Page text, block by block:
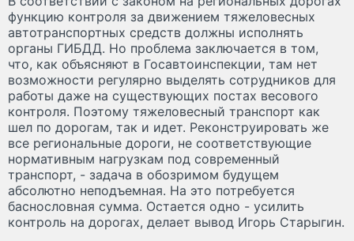
функцию контроля за движением тяжеловесных
автотранспортных средств должны исполнять
органы ГИБДД. Но проблема заключается в том,
что, как объясняют в Госавтоинспекции, там нет
возможности регулярно выделять сотрудников для
работы даже на существующих постах весового
контроля. Поэтому тяжеловесный транспорт как
шел по дорогам, так и идет. Реконструировать же
все региональные дороги, не соответствующие
нормативным нагрузкам под современный
транспорт, - задача в обозримом будущем
абсолютно неподъемная. На это потребуется
баснословная сумма. Остается одно - усилить
контроль на дорогах, делает вывод Игорь Старыгин.